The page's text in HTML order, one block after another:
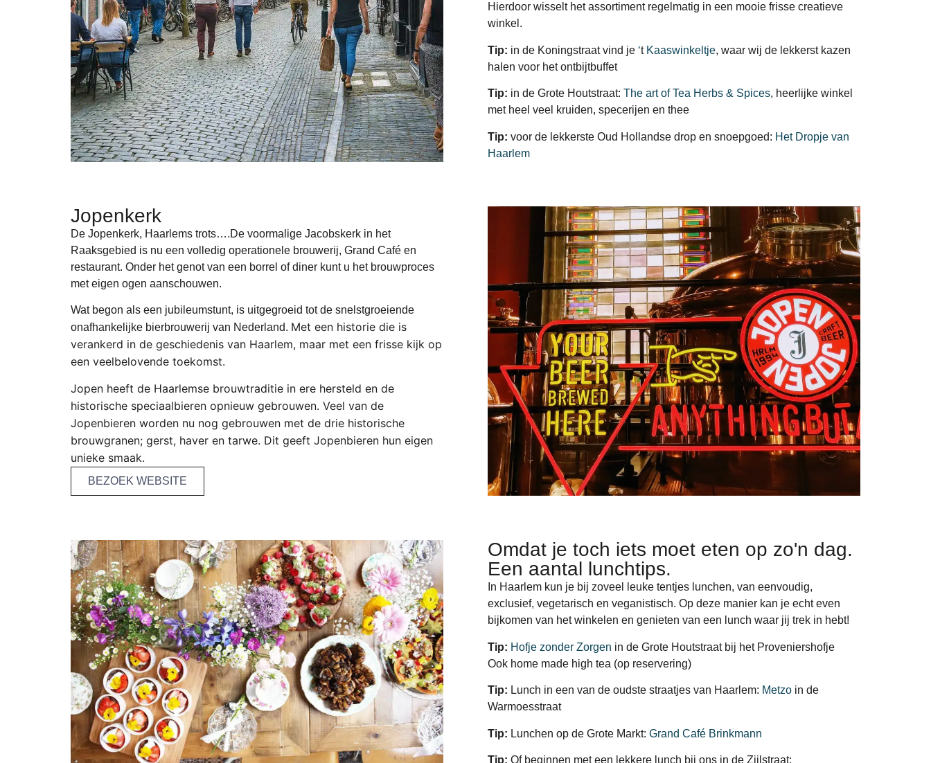
Hierdoor wisselt het assortiment regelmatig in een mooie frisse creatieve
winkel.
Tip: in de Koningstraat vind je ‘t Kaaswinkeltje, waar wij de lekkerst kazen
halen voor het ontbijtbuffet
Tip: in de Grote Houtstraat: The art of Tea Herbs & Spices, heerlijke winkel
met heel veel kruiden, specerijen en thee
Tip: voor de lekkerste Oud Hollandse drop en snoepgoed: Het Dropje van
Haarlem
Jopenkerk
De Jopenkerk, Haarlems trots….De voormalige Jacobskerk in het
Raaksgebied is nu een volledig operationele brouwerij, Grand Café en
restaurant. Onder het genot van een borrel of diner kunt u het brouwproces
met eigen ogen aanschouwen.
Wat begon als een jubileumstunt, is uitgegroeid tot de snelstgroeiende
onafhankelijke bierbrouwerij van Nederland. Met een historie die is
verankerd in de geschiedenis van Haarlem, maar met een frisse kijk op
een veelbelovende toekomst.
Jopen heeft de Haarlemse brouwtraditie in ere hersteld en de
historische speciaalbieren opnieuw gebrouwen. Veel van de
Jopenbieren worden nu nog gebrouwen met de drie historische
brouwgranen; gerst, haver en tarwe. Dit geeft Jopenbieren hun eigen
unieke smaak.
BEZOEK WEBSITE
Omdat je toch iets moet eten op zo'n dag.
Een aantal lunchtips.
In Haarlem kun je bij zoveel leuke tentjes lunchen, van eenvoudig,
exclusief, vegetarisch en veganistisch. Op deze manier kan je echt even
bijkomen van het winkelen en genieten van een lunch waar jij trek in hebt!
Tip: Hofje zonder Zorgen in de Grote Houtstraat bij het Proveniershofje
Ook home made high tea (op reservering)
Tip: Lunch in een van de oudste straatjes van Haarlem: Metzo in de
Warmoesstraat
Tip: Lunchen op de Grote Markt: Grand Café Brinkmann
Tip: Of beginnen met een lekkere lunch bij ons in de Zijlstraat: